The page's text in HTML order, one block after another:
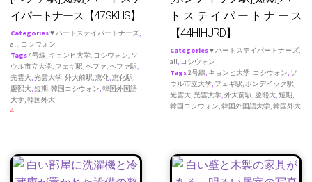
イパートナース【47SKHS】
Categories♥ ハートステイパートナーズ,
all, コシウォン
Tags4号線, キョンヒ大学, コシウォン, ソ
ウル市立大学, フェギ駅,ヘファ,ヘファ駅,
光雲大,光雲大学,外大前駅,恵化,恵化駅,
慶熙大,短期,韓国コシウォン,韓国外国語
大学,韓国外大
4
トステイパートナース
【44HIHURD】
Categories♥ ハートステイパートナーズ,
all, コシウォン
Tags2号線, キョンヒ大学, コシウォン, ソ
ウル市立大学, フェギ駅,ホンデイック駅,
光雲大,光雲大学,外大前駅, 慶熙大,短期,
韓国コシウォン,韓国外国語大学,韓国外大